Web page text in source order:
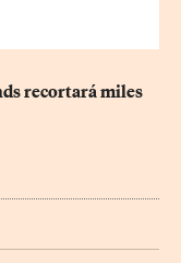
recortará miles